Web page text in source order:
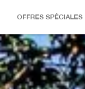
OFFRES SPÉCIALES